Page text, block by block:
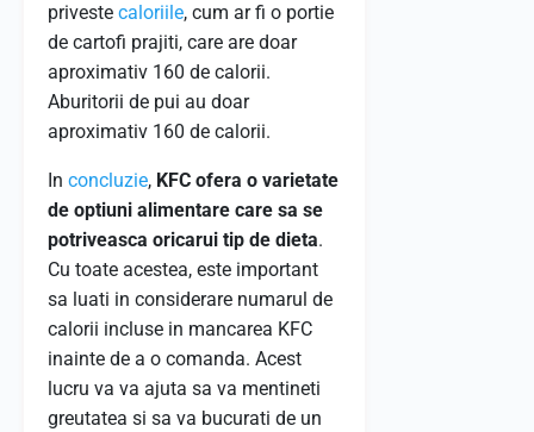
priveste caloriile, cum ar fi o portie
de cartofi prajiti, care are doar
aproximativ 160 de calorii.
Aburitorii de pui au doar
aproximativ 160 de calorii.
In concluzie, KFC ofera o varietate
de optiuni alimentare care sa se
potriveasca oricarui tip de dieta.
Cu toate acestea, este important
sa luati in considerare numarul de
calorii incluse in mancarea KFC
inainte de a o comanda. Acest
lucru va va ajuta sa va mentineti
greutatea si sa va bucurati de un